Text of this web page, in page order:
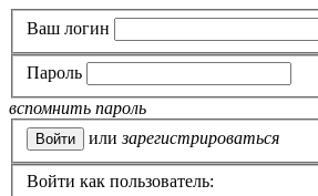
Ваш логин
Пароль
вспомнить пароль
или зарегистрироваться
Войти как пользователь: